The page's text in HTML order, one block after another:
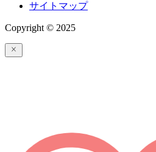
サイトマップ
Copyright © 2025